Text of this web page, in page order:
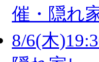
催・隠れ
8/6(木